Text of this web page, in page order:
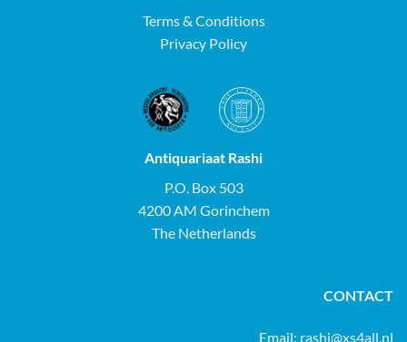
Terms & Conditions
Privacy Policy
Antiquariaat Rashi
P.O. Box 503
4200 AM Gorinchem
The Netherlands
CONTACT
Email: rashi@xs4all.nl